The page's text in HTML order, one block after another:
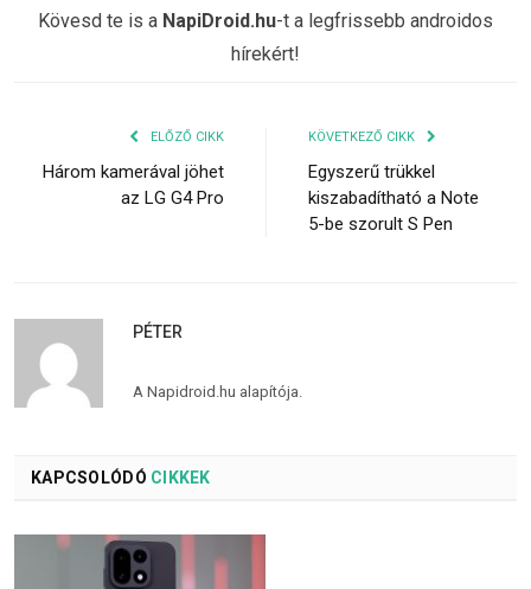
Kövesd te is a NapiDroid.hu-t a legfrissebb androidos
hírekért!
ELŐZŐ CIKK
Három kamerával jöhet
az LG G4 Pro
KÖVETKEZŐ CIKK
Egyszerű trükkel
kiszabadítható a Note
5-be szorult S Pen
PÉTER
A Napidroid.hu alapítója.
KAPCSOLÓDÓ CIKKEK